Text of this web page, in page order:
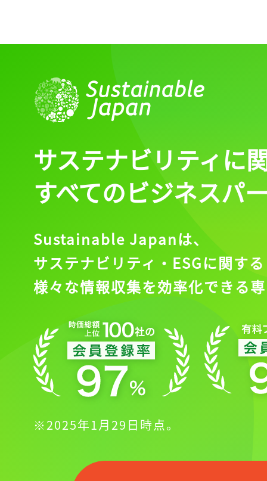
サステナビリティに
すべてのビジネスパ
Sustainable Japanは、
サステナビリティ・ESGに関する
様々な情報収集を効率化できる
※2025年1月29日時点。